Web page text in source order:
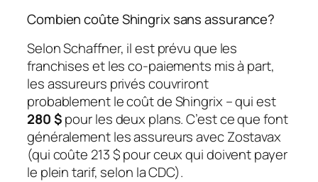
Combien coûte Shingrix sans assurance?
Selon Schaffner, il est prévu que les
franchises et les co-paiements mis à part,
les assureurs privés couvriront
probablement le coût de Shingrix – qui est
280 $pour les deux plans. C’est ce que font
généralement les assureurs avec Zostavax
(qui coûte 213 $ pour ceux qui doivent payer
le plein tarif, selon la CDC).